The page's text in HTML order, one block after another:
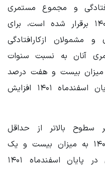
و مجموع مستمری
بازماندگان که تا پایان سال ۱۴۰۱ برقرار شده است، برای
مشمولان ازکارافتادگی
آنان به نسبت سنوات
میزان بیست و هفت درصد
(۲۷درصد) مستمری آنان در پایان اسفندماه ۱۴۰۱ افزایش
سطوح بالاتر از حداقل
مستمری، میزان افزایش سال ۱۴۰۲ به میزان بیست و یک
درصد (۲۱درصد) مستمری آنان در پایان اسفندماه ۱۴۰۱